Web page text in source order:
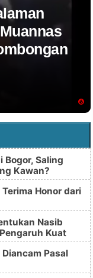
Bogor, Saling
Kawan?
Honor dari
Nasib
Kuat
Pasal